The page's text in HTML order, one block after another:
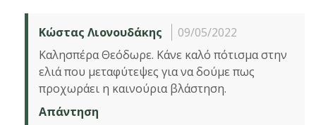
Κώστας Λιονουδάκης
09/05/2022
Καλησπέρα Θεόδωρε. Κάνε καλό πότισμα στην
ελιά που μεταφύτεψες για να δούμε πως
προχωράει η καινούρια βλάστηση.
Απάντηση